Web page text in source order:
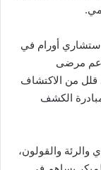
أورام في
مرضى
من الاكتشاف
بنسبة 24% بفضل مبادرة الكشف
والرئة والقولون،